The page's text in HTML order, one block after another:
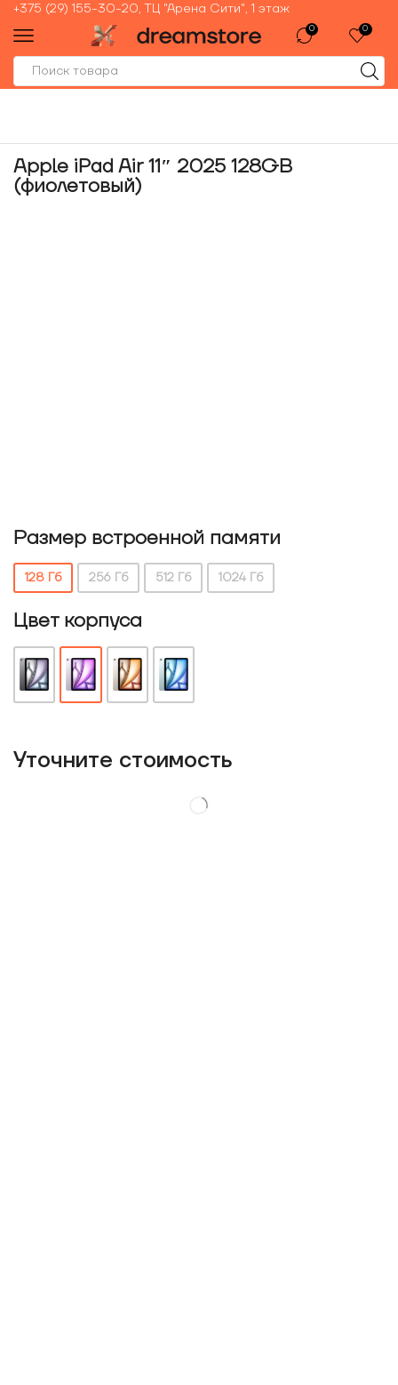
+375 (29) 155-30-20, ТЦ "Арена Сити", 1 этаж
0 0
Apple iPad Air 11″ 2025 128GB
(фиолетовый)
Размер встроенной памяти
128 Гб 256 Гб 512 Гб 1024 Гб
Цвет корпуса
Уточнитe стоимость